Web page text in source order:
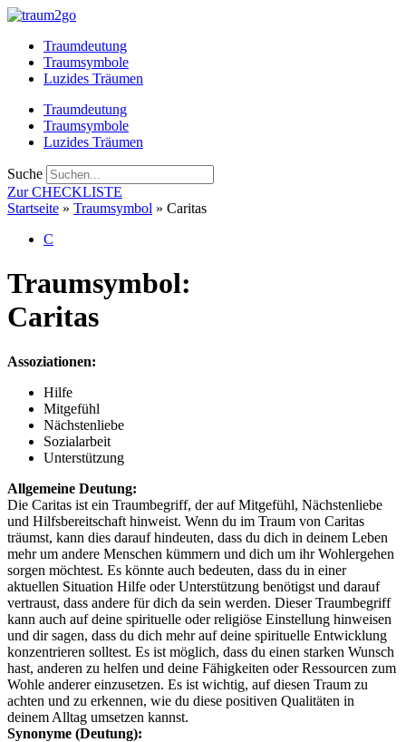
Zum
springenTraumdeutung
Traumsymbole
Luzides Träumen
Traumdeutung
Traumsymbole
Luzides Träumen
Suche
Zur CHECKLISTE
Startseite » Traumsymbol » Caritas
C
Traumsymbol:
Caritas
Assoziationen:
Hilfe
Mitgefühl
Nächstenliebe
Sozialarbeit
Unterstützung
Allgemeine Deutung:
Die Caritas ist ein Traumbegriff, der auf Mitgefühl, Nächstenliebe
und Hilfsbereitschaft hinweist. Wenn du im Traum von Caritas
träumst, kann dies darauf hindeuten, dass du dich in deinem Leben
mehr um andere Menschen kümmern und dich um ihr Wohlergehen
sorgen möchtest. Es könnte auch bedeuten, dass du in einer
aktuellen Situation Hilfe oder Unterstützung benötigst und darauf
vertraust, dass andere für dich da sein werden. Dieser Traumbegriff
kann auch auf deine spirituelle oder religiöse Einstellung hinweisen
und dir sagen, dass du dich mehr auf deine spirituelle Entwicklung
konzentrieren solltest. Es ist möglich, dass du einen starken Wunsch
hast, anderen zu helfen und deine Fähigkeiten oder Ressourcen zum
Wohle anderer einzusetzen. Es ist wichtig, auf diesen Traum zu
achten und zu erkennen, wie du diese positiven Qualitäten in
deinem Alltag umsetzen kannst.
Synonyme (Deutung):